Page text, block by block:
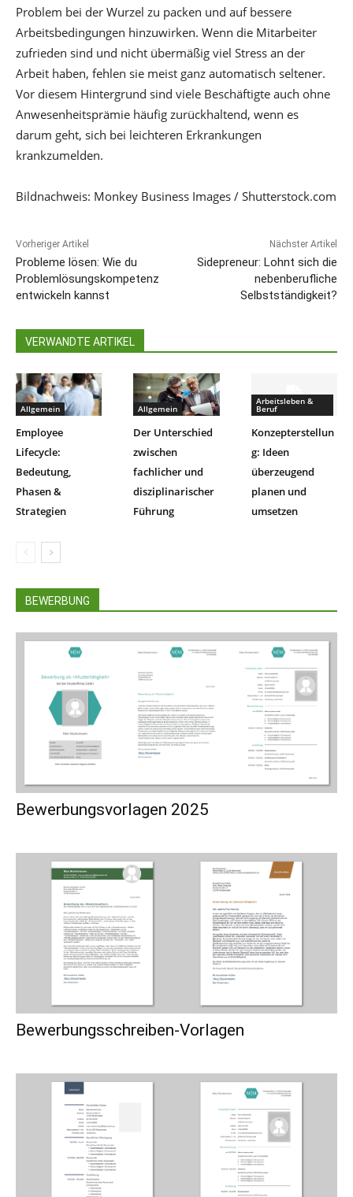
Problem bei der Wurzel zu packen und auf bessere
Arbeitsbedingungen hinzuwirken. Wenn die Mitarbeiter
zufrieden sind und nicht übermäßig viel Stress an der
Arbeit haben, fehlen sie meist ganz automatisch seltener.
Vor diesem Hintergrund sind viele Beschäftigte auch ohne
Anwesenheitsprämie häufig zurückhaltend, wenn es
darum geht, sich bei leichteren Erkrankungen
krankzumelden.
Bildnachweis: Monkey Business Images / Shutterstock.com
Vorheriger Artikel
Probleme lösen: Wie du
Problemlösungskompetenz
entwickeln kannst
Nächster Artikel
Sidepreneur: Lohnt sich die
nebenberufliche
Selbstständigkeit?
VERWANDTE ARTIKEL
Allgemein
Employee
Lifecycle:
Bedeutung,
Phasen &
Strategien
Allgemein
Der Unterschied
zwischen
fachlicher und
disziplinarischer
Führung
Arbeitsleben &
Beruf
Konzepterstellun
g: Ideen
überzeugend
planen und
umsetzen
BEWERBUNG
Bewerbungsvorlagen 2025
Bewerbungsschreiben-Vorlagen